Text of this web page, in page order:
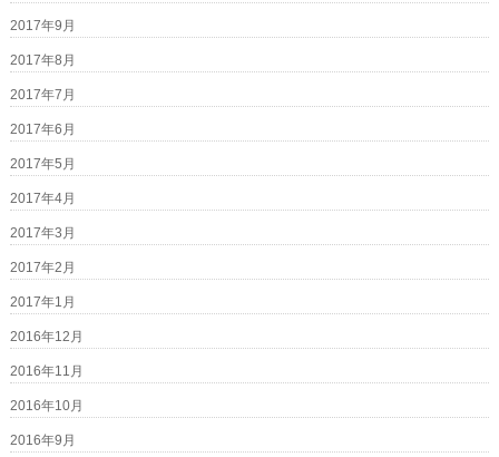
2017年9月
2017年8月
2017年7月
2017年6月
2017年5月
2017年4月
2017年3月
2017年2月
2017年1月
2016年12月
2016年11月
2016年10月
2016年9月